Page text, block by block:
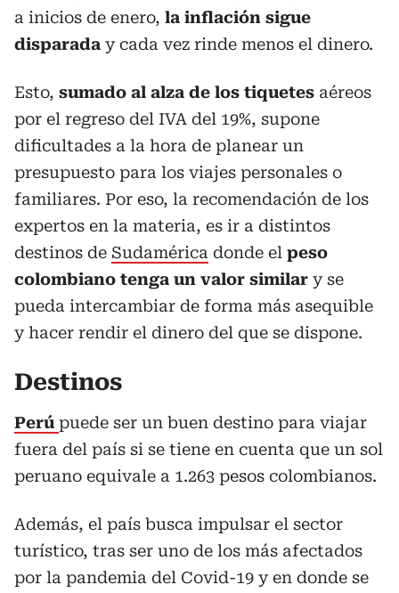
a inicios de enero, la inflación sigue
disparada y cada vez rinde menos el dinero.
Esto, sumado al alza de los tiquetes aéreos
por el regreso del IVA del 19%, supone
dificultades a la hora de planear un
presupuesto para los viajes personales o
familiares. Por eso, la recomendación de los
expertos en la materia, es ir a distintos
destinos de Sudamérica donde el peso
colombiano tenga un valor similar y se
pueda intercambiar de forma más asequible
y hacer rendir el dinero del que se dispone.
Destinos
Perú puede ser un buen destino para viajar
fuera del país si se tiene en cuenta que un sol
peruano equivale a 1.263 pesos colombianos.
Además, el país busca impulsar el sector
turístico, tras ser uno de los más afectados
por la pandemia del Covid-19 y en donde se